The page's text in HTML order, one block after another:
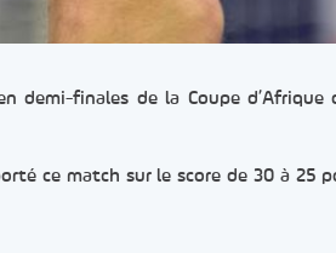
demi-finales de la Coupe d’Afrique
ce match sur le score de 30 à 25